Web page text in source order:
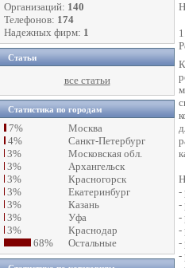
Организаций: 140
Телефонов: 174
Надежных фирм: 1
Статьи
все статьи
Статистика по городам
7%
Москва
4%
Санкт-Петербург
3%
Московская обл.
3%
Архангельск
3%
Красногорск
3%
Екатеринбург
3%
Казань
3%
Уфа
3%
Краснодар
68%
Остальные
-
-
-
-
-
-